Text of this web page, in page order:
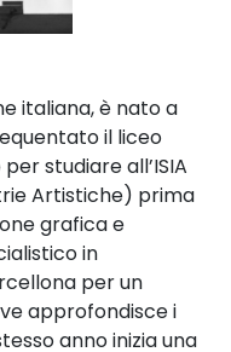
italiana, è nato a
il liceo
studiare all’ISIA
Artistiche) prima
grafica e
in
per un
approfondisce i
anno inizia una